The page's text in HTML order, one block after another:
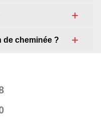
de cheminée ?